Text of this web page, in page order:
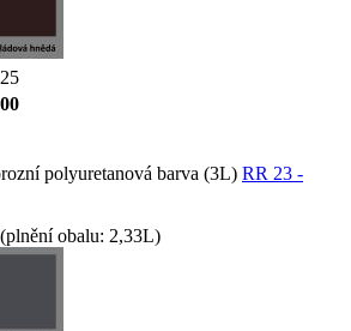
polyuretanová barva (3L) RR 23 -
obalu: 2,33L)